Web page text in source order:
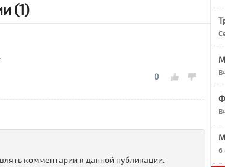
(1)
0
комментарии к данной публикации.
9
6